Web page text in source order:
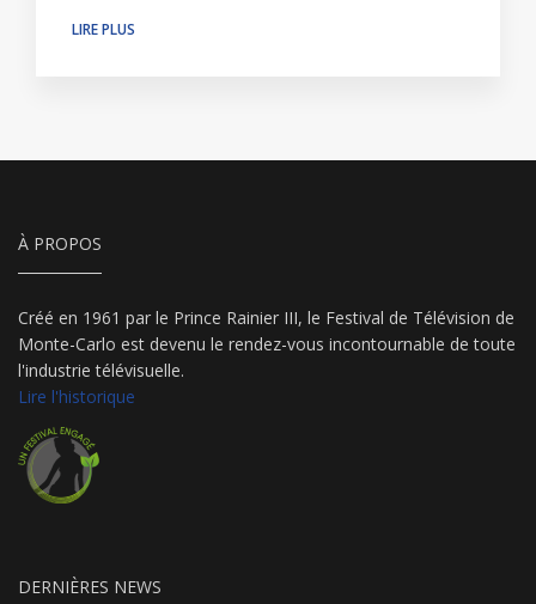
LIRE PLUS
À PROPOS
Créé en 1961 par le Prince Rainier III, le Festival de Télévision de
Monte-Carlo est devenu le rendez-vous incontournable de toute
l'industrie télévisuelle.
Lire l'historique
DERNIÈRES NEWS